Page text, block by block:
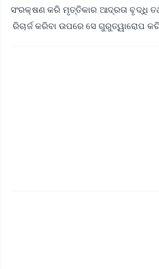
ସଂରକ୍ଷଣ କରି ମୃତ୍ତିକାର ଆଦ୍ରତା ବୃଦ୍ଧି
ରିଚାର୍ଜ କରିବା ଉପରେ ସେ ଗୁରୁତ୍ୱାରୋପ